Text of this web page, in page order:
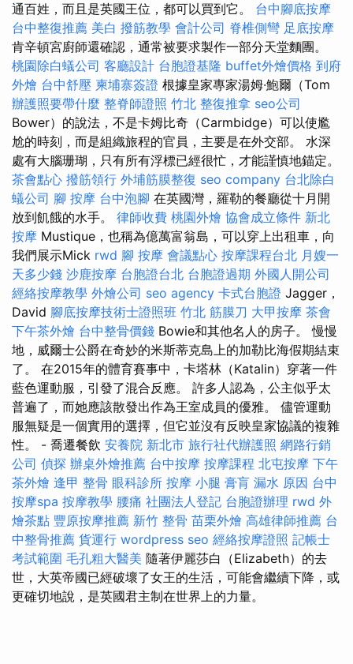
通百姓，而且是英國王位，都可以買到它。 台中腳底按摩
台中整復推薦 美白 撥筋教學 會計公司 脊椎側彎 足底按摩
肯辛頓宮廚師還確認，通常被要求製作一部分天堂麵團。
桃園除白蟻公司 客廳設計 台胞證基隆 buffet外燴價格 到府
外燴 台中舒壓 柬埔寨簽證 根據皇家專家湯姆·鮑爾（Tom
辦護照要帶什麼 整脊師證照 竹北 整復推拿 seo公司
Bower）的說法，不是卡姆比奇（Carmbidge）可以使尷
尬的時刻，而是組織旅程的官員，主要是在外交部。 水深
處有大腦珊瑚，只有所有浮標已經很忙，才能謹慎地錨定。
茶會點心 撥筋領行 外埔筋膜整復 seo company 台北除白
蟻公司 腳 按摩 台中泡腳 在英國灣，羅勒的餐廳從十月開
放到飢餓的水手。 律師收費 桃園外燴 協會成立條件 新北
按摩 Mustique，也稱為億萬富翁島，可以穿上出租車，向
我們展示Mick rwd 腳 按摩 會議點心 按摩課程台北 月嫂一
天多少錢 沙鹿按摩 台胞證台北 台胞證過期 外國人開公司
經絡按摩教學 外燴公司 seo agency 卡式台胞證 Jagger，
David 腳底按摩技術士證照班 竹北 筋膜刀 大甲按摩 茶會
下午茶外燴 台中整骨價錢 Bowie和其他名人的房子。 慢慢
地，威爾士公爵在奇妙的米斯蒂克島上的加勒比海假期結束
了。 在2015年的體育賽事中，卡塔林（Katalin）穿著一件
藍色運動服，引發了混合反應。 許多人認為，公主似乎太
普遍了，而她應該散發出作為王室成員的優雅。 儘管運動
服無疑是一個實用的選擇，但它並沒有反映皇家協議的複雜
性。 - 喬遷餐飲 安養院 新北市 旅行社代辦護照 網路行銷
公司 偵探 辦桌外燴推薦 台中按摩 按摩課程 北屯按摩 下午
茶外燴 逢甲 整骨 眼科診所 按摩 小腿 膏肓 漏水 原因 台中
按摩spa 按摩教學 腰痛 社團法人登記 台胞證辦理 rwd 外
燴茶點 豐原按摩推薦 新竹 整骨 苗栗外燴 高雄律師推薦 台
中整骨推薦 貨運行 wordpress seo 經絡按摩證照 記帳士
考試範圍 毛孔粗大醫美 隨著伊麗莎白（Elizabeth）的去
世，大英帝國已經破壞了女王的生活，可能會繼續下降，或
更確切地說，是英國君主制在世界上的力量。